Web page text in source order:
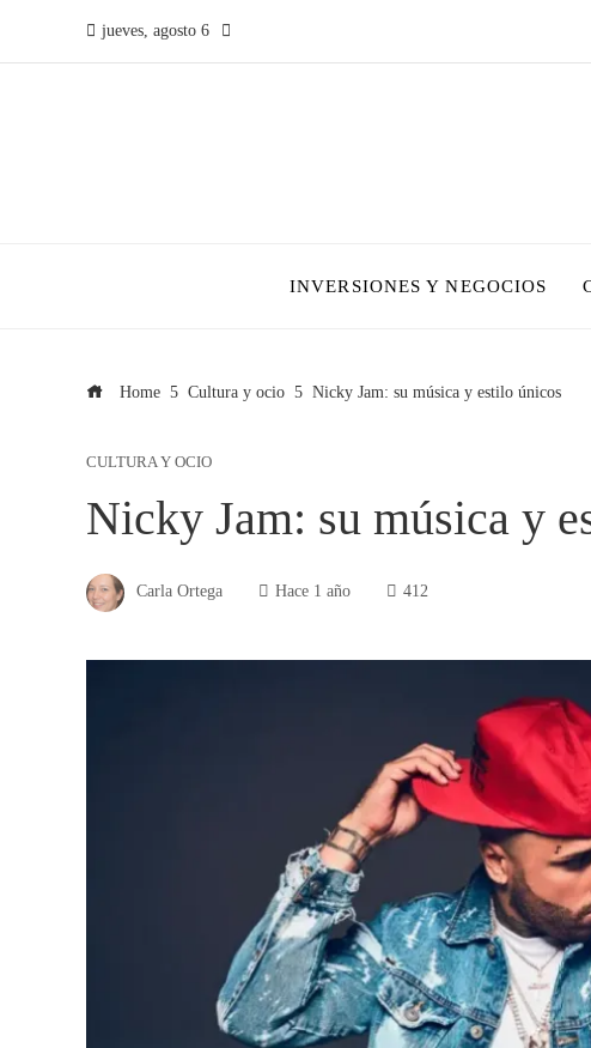
jueves, agosto 6
INVERSIONES Y NEGOCIOS
Home Cultura y ocio Nicky Jam: su música y estilo únicos
CULTURA Y OCIO
Nicky Jam: su música y
Carla Ortega Hace 1 año 412